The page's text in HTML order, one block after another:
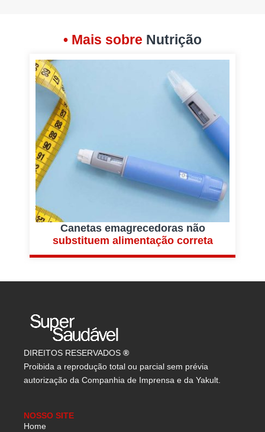
• Mais sobre Nutrição
Canetas emagrecedoras não
substituem alimentação correta
DIREITOS RESERVADOS ®
Proibida a reprodução total ou parcial sem prévia
autorização da Companhia de Imprensa e da Yakult.
NOSSO SITE
Home